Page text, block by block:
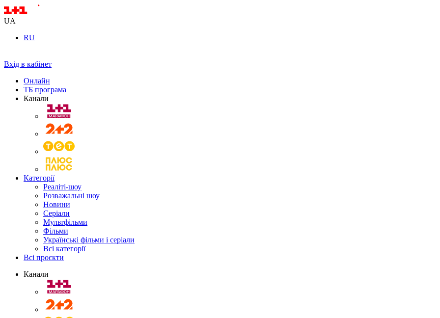
UA
RU
Вхід в кабінет
Онлайн
ТБ програма
Канали
Категорії
Реаліті-шоу
Розважальні шоу
Новини
Серіали
Мультфільми
Фільми
Українські фільми і серіали
Всі категорії
Всі проєкти
Канали